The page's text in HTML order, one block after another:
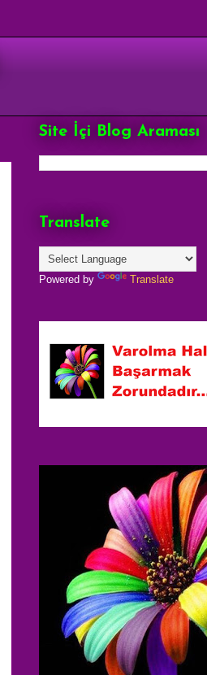
Site İçi Blog Araması
Translate
Powered by Translate